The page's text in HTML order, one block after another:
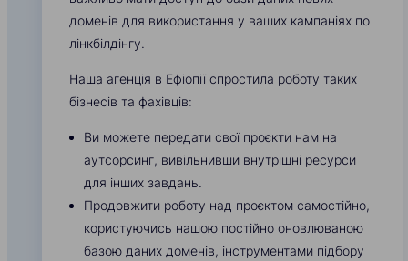
доменів для використання у ваших кампаніях по
лінкбілдінгу.
Наша агенція в Ефіопії спростила роботу таких
бізнесів та фахівців:
Ви можете передати свої проєкти нам на
аутсорсинг, вивільнивши внутрішні ресурси
для інших завдань.
Продовжити роботу над проєктом самостійно,
користуючись нашою постійно оновлюваною
базою даних доменів, інструментами підбору